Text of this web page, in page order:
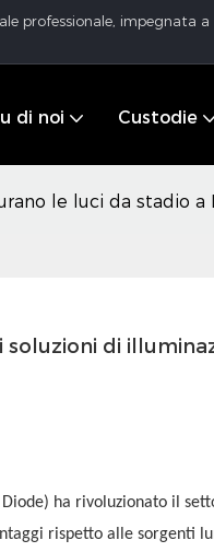
professionale,
di noi Custodie
le luci da stadio a
di
ha rivoluzionato il
rispetto alle sorgenti